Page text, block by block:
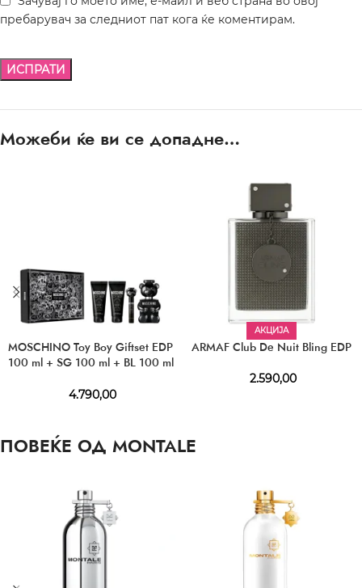
пребарувач за следниот пат кога ќе коментирам.
Можеби ќе ви се допадне…
MOSCHINO Toy Boy Giftset EDP
100 ml + SG 100 ml + BL 100 ml
4.790,00
АКЦИЈА
ARMAF Club De Nuit Bling EDP
2.590,00
ПОВЕЌЕ ОД MONTALE